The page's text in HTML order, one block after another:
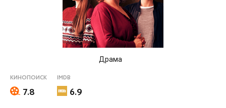
Драма
КИНОПОИСК
7.8
IMDB
6.9